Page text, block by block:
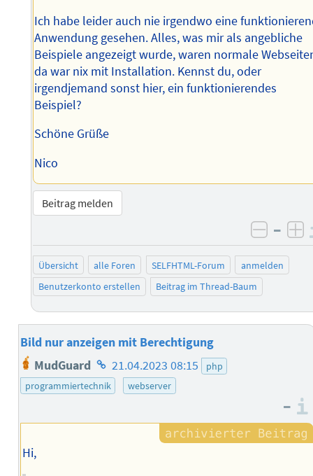
Ich habe leider auch nie irgendwo eine
Anwendung gesehen. Alles, was mir als angebliche
Beispiele angezeigt wurde, waren normale
da war nix mit Installation. Kennst du, oder
irgendjemand sonst hier, ein funktionierendes
Beispiel?
Schöne Grüße
Nico
Beitrag melden
–
Übersicht alle Foren SELFHTML-Forum
anmelden
Benutzerkonto erstellen
Beitrag im Thread-Baum
Bild nur anzeigen mit Berechtigung
MudGuard Homepage
des
21.04.2023 08:15
php
programmiertechnik
webserver
–
Hi,